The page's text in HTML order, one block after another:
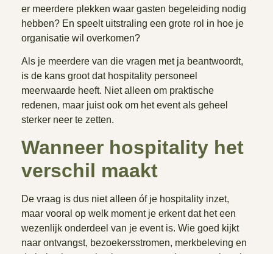
er meerdere plekken waar gasten begeleiding nodig
hebben? En speelt uitstraling een grote rol in hoe je
organisatie wil overkomen?
Als je meerdere van die vragen met ja beantwoordt,
is de kans groot dat hospitality personeel
meerwaarde heeft. Niet alleen om praktische
redenen, maar juist ook om het event als geheel
sterker neer te zetten.
Wanneer hospitality het
verschil maakt
De vraag is dus niet alleen óf je hospitality inzet,
maar vooral op welk moment je erkent dat het een
wezenlijk onderdeel van je event is. Wie goed kijkt
naar ontvangst, bezoekersstromen, merkbeleving en